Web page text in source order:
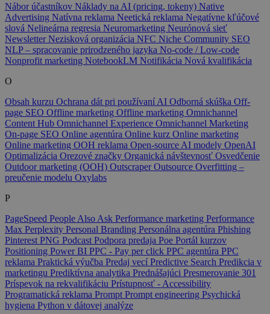
Nábor účastníkov Náklady na AI (pricing, tokeny) Native
Advertising Natívna reklama Neetická reklama Negatívne kľúčové
slová Nelineárna regresia Neuromarketing Neurónová sieť
NewsletterNezisková organizácia NFC Niche Community SEO
NLP – spracovanie prirodzeného jazyka No-code / Low-code
Nonprofit marketing NotebookLM Notifikácia Nová kvalifikácia
O
Obsah kurzu Ochrana dát pri používaní AI Odborná skúška Off-
page SEO Offline marketing Offline marketing Omnichannel
Content Hub Omnichannel Experience Omnichannel Marketing
On-page SEO Online agentúra Online kurz Online marketing
Online marketing OOH reklama Open-source AI modely OpenAI
Optimalizácia Orezové značky Organická návštevnosť Osvedčenie
Outdoor marketing (OOH) OutscraperOutsource Overfitting –
preučenie modelu Oxylabs
P
PageSpeed People Also Ask Performance marketing Performance
Max Perplexity Personal Branding Personálna agentúra Phishing
Pinterest PNG Podcast Podpora predaja Poe Portál kurzov
Positioning Power BI PPC - Pay per click PPC agentúra PPC
reklama Praktická výučba Predaj vecí Predictive Search Predikcia v
marketingu Prediktívna analytika Prednášajúci Presmerovanie 301
Príspevok na rekvalifikáciu Prístupnosť - Accessibility
Programatická reklama Prompt Prompt engineering Psychická
hygiena Python v dátovej analýze